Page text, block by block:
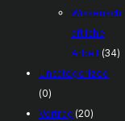
Wissensch
aftliche
Arbeit(34)
Uncategorized
(0)
Vortrag (20)